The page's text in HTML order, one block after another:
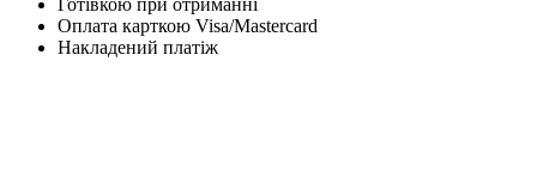
Оплата карткою Visa/Mastercard
Накладений платіж